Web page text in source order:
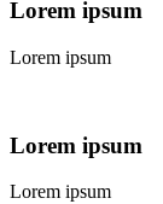
Lorem ipsum
Lorem ipsum
Lorem ipsum
Lorem ipsum